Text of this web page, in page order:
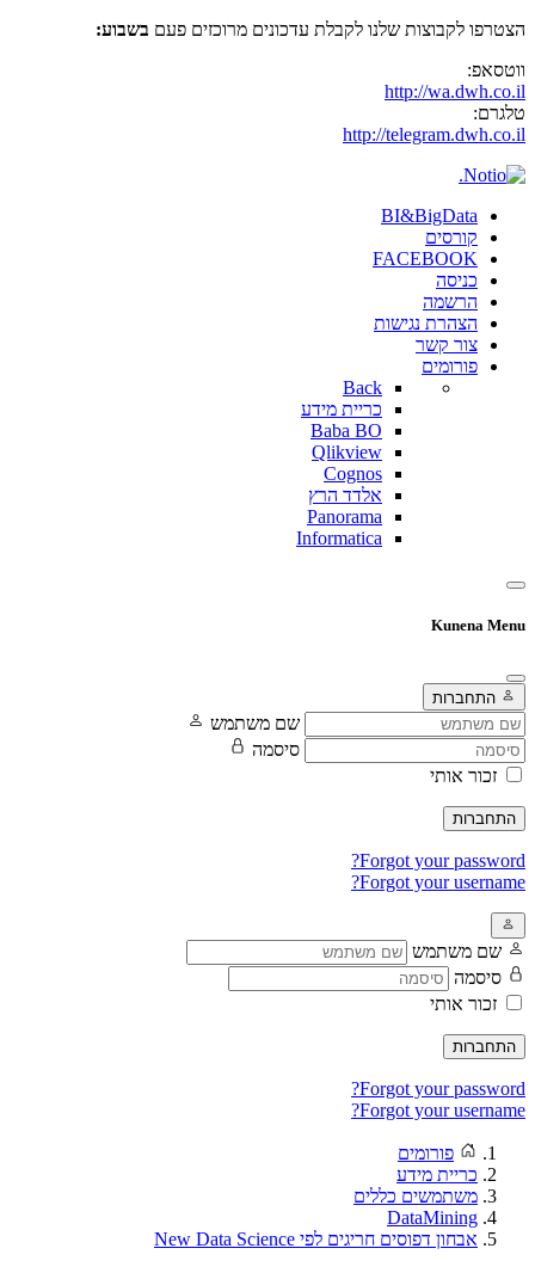
הצטרפו לקבוצות שלנו לקבלת עדכונים מרוכזים פעם בשבוע:
ווטסאפ:
http://wa.dwh.co.il
טלגרם:
http://telegram.dwh.co.il
BI&BigData
קורסים
FACEBOOK
כניסה
הרשמה
הצהרת נגישות
צור קשר
פורומים
Back
כריית מידע
Baba BO
Qlikview
Cognos
אלדד הרץ
Panorama
Informatica
Kunena Menu
התחברות
שם משתמש
סיסמה
זכור אותי
התחברות
Forgot your password?
Forgot your username?
שם משתמש
סיסמה
זכור אותי
התחברות
Forgot your password?
Forgot your username?
פורומים
כריית מידע
משתמשים כללים
DataMining
אבחון דפוסים חריגים לפי New Data Science